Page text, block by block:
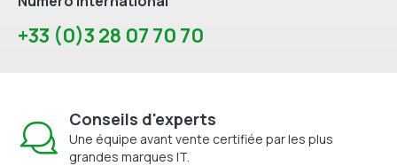
+33 (0)3 28 07 70 70
Conseils d'experts
Une équipe avant vente certifiée par les plus
grandes marques IT.